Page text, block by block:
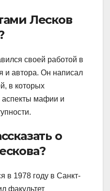
Лесков
своей работой в
и автора. Он написал
в которых
аспекты мафии и
о
в 1978 году в Санкт-
факультет